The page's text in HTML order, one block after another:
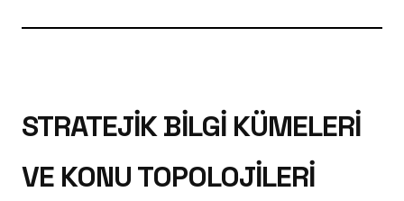
STRATEJIK BILGI KÜMELERI
VE KONU TOPOLOJILERI